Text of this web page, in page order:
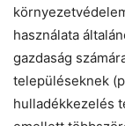
használata
gazdaság
településeknek
hulladékkezelés
Chat
Helló! Miben